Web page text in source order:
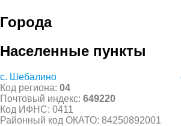
Города
Населенные пункты
с. Шебалино
Код региона: 04
Почтовый индекс: 649220
Код ИФНС: 0411
Районный код ОКАТО: 84250892001